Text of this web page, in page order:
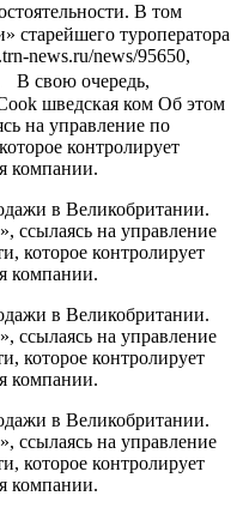
В том
старейшего туроператора
news.ru/news/95650,
В свою очередь,
шведская ком Об этом
на управление по
контролирует
компании.
в Великобритании.
на управление
которое контролирует
компании.
в Великобритании.
на управление
которое контролирует
компании.
в Великобритании.
на управление
которое контролирует
компании.